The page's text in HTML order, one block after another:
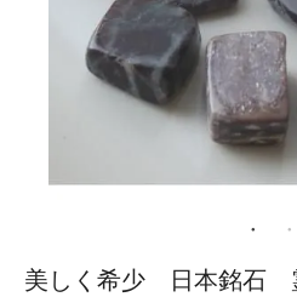
美しく希少 日本銘石